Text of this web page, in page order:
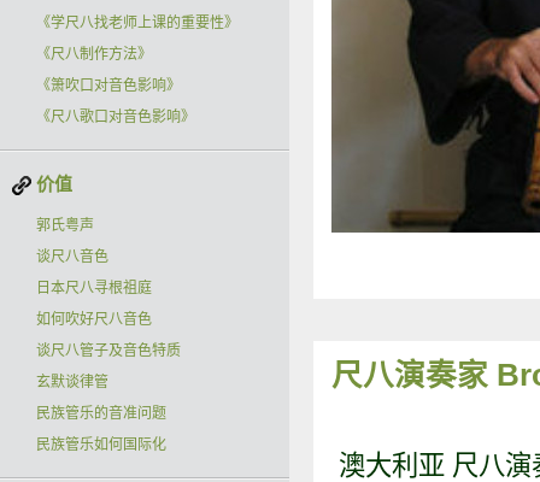
尺八演奏家
澳大利亚 尺八
《学尺八找老师上课的重要性》
《尺八制作方法》
《箫吹口对音色影响》
《尺八歌口对音色影响》
价值
郭氏粤声
谈尺八音色
日本尺八寻根祖庭
如何吹好尺八音色
谈尺八管子及音色特质
玄默谈律管
民族管乐的音准问题
民族管乐如何国际化